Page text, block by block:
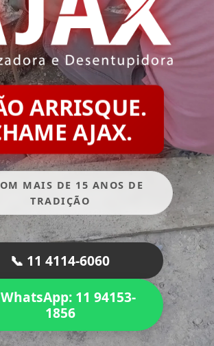
ARRISQUE.
AJAX.
MAIS DE 15 ANOS DE
TRADIÇÃO
📞 11 4114-6060
WhatsApp: 11 94153-
1856